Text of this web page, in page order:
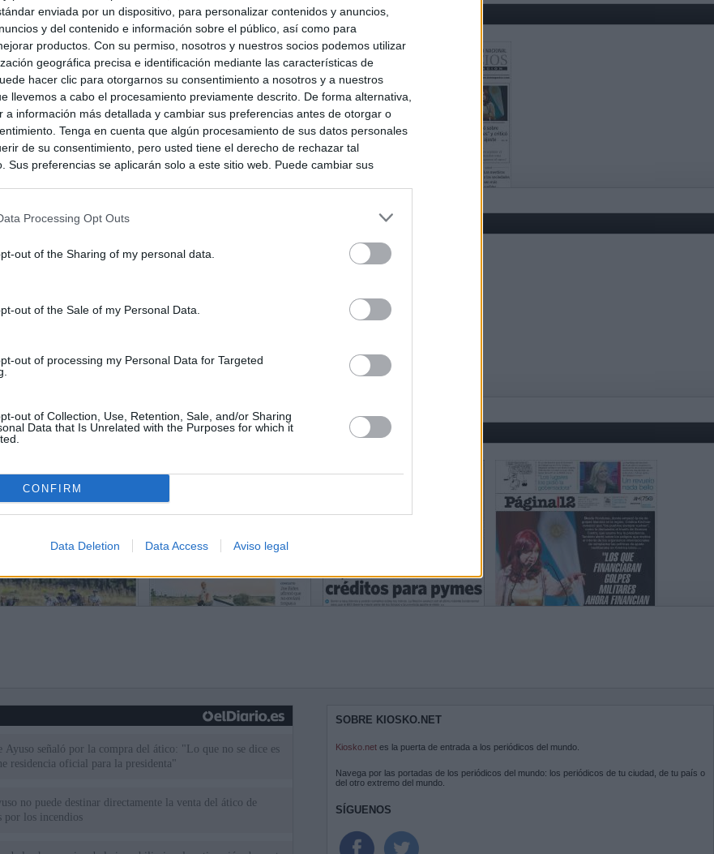
enviada por un dispositivo, para personalizar contenidos y anuncios,
y del contenido e información sobre el público, así como para
productos. Con su permiso, nosotros y nuestros socios podemos utilizar
geográfica precisa e identificación mediante las características de
hacer clic para otorgarnos su consentimiento a nosotros y a nuestros
llevemos a cabo el procesamiento previamente descrito. De forma alternativa,
a información más detallada y cambiar sus preferencias antes de otorgar o
Tenga en cuenta que algún procesamiento de sus datos personales
de su consentimiento, pero usted tiene el derecho de rechazar tal
Sus preferencias se aplicarán solo a este sitio web. Puede cambiar sus
Processing Opt Outs
out of the Sharing of my personal data.
out of the Sale of my Personal Data.
out of processing my Personal Data for Targeted
out of Collection, Use, Retention, Sale, and/or Sharing
Data that Is Unrelated with the Purposes for which it
CONFIRM
Data Deletion Data Access Aviso legal
Ayuso señaló por la compra del ático: "Lo que no se dice es
residencia oficial para la presidenta"
no puede destinar directamente la venta del ático de
por los incendios
SOBRE KIOSKO.NET
Kiosko.net es la puerta de entrada a los periódicos del mundo.
Navega por las portadas de los periódicos del mundo: los periódicos de tu ciudad, de tu país o
del otro extremo del mundo.
SÍGUENOS